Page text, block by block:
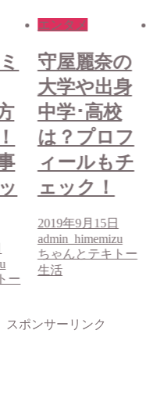
ー
エンタメ
守屋麗奈の
大学や出身
中学･高校
は？プロフ
ィールもチ
ェック！
2019年9月15日
admin_himemizu
ちゃんとテキトー
生活
スポンサーリンク